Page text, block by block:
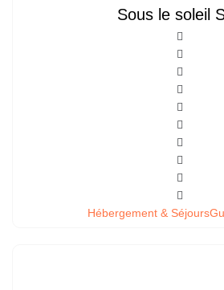
Sous le soleil
Hébergement & Séjours